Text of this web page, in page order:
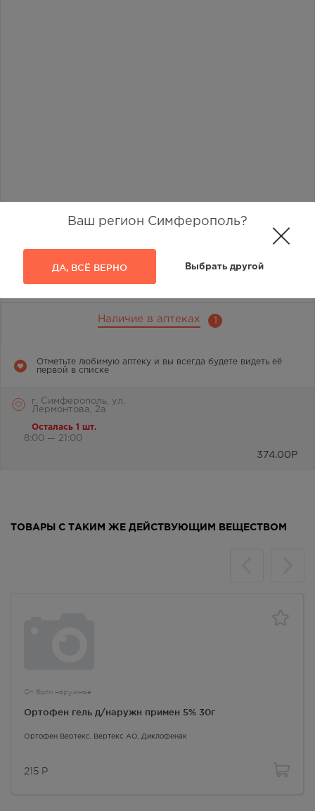
Ваш регион Симферополь?
ДА, ВСЁ ВЕРНО Выбрать другой
Наличие в аптеках 1
Отметьте любимую аптеку и вы всегда будете видеть её
первой в списке
г. Симферополь, ул.
Лермонтова, 2а
Осталась 1 шт.
8:00 — 21:00
374.00 Р
ТОВАРЫ С ТАКИМ ЖЕ ДЕЙСТВУЮЩИМ ВЕЩЕСТВОМ
От боли наружные
Ортофен гель д/наружн примен 5% 30г
Ортофен Вертекс , Вертекс АО, Диклофенак
215 Р